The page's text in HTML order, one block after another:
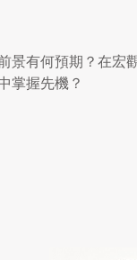
景有何預期？在宏
掌握先機？